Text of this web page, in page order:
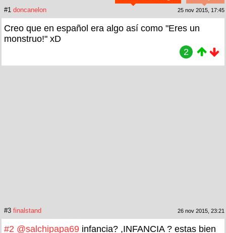
#1 doncanelon 25 nov 2015, 17:45
Creo que en español era algo así como "Eres un
monstruo!" xD
2
#3 finalstand 26 nov 2015, 23:21
#2 @salchipapa69 infancia? ,INFANCIA ? estas bien